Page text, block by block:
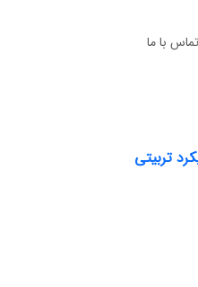
تماس با ما
تربیتی